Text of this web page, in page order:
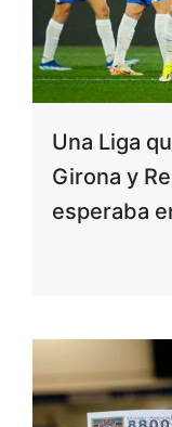
Una Liga
Girona y
esperaba